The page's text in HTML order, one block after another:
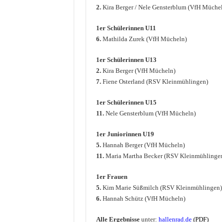
2.Kira Berger / Nele Gensterblum (VfH
1er Schülerinnen U11
6.Mathilda Zurek (VfH Mücheln)
1er Schülerinnen U13
2.Kira Berger (VfH Mücheln)
7.Fiene Osterland (RSV Kleinmühlingen)
1er Schülerinnen U15
11.Nele Gensterblum (VfH Mücheln)
1er Juniorinnen U19
5.Hannah Berger (VfH Mücheln)
11.Maria Martha Becker (RSV
1er Frauen
5.Kim Marie Süßmilch (RSV Kleinmühlingen)
6.Hannah Schütz (VfH Mücheln)
Alle Ergebnisseunter: hallenrad.de (PDF)